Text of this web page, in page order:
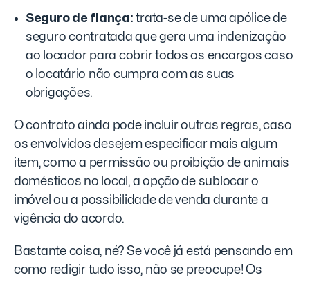
Seguro de fiança: trata-se de uma apólice de
seguro contratada que gera uma indenização
ao locador para cobrir todos os encargos caso
o locatário não cumpra com as suas
obrigações.
O contrato ainda pode incluir outras regras, caso
os envolvidos desejem especificar mais algum
item, como a permissão ou proibição de animais
domésticos no local, a opção de sublocar o
imóvel ou a possibilidade de venda durante a
vigência do acordo.
Bastante coisa, né? Se você já está pensando em
como redigir tudo isso, não se preocupe! Os